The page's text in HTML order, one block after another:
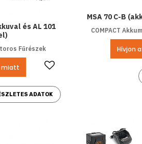
és AL 101
Fűrészek
miatt Kedvencekhez ad
ADATOK
MSA 70 C-B
COMPACT
Hívjon